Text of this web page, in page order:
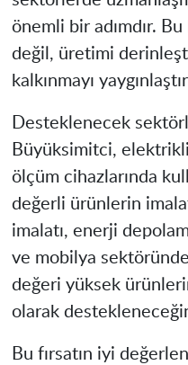
önemli bir adımdır.
değil, üretimi
kalkınmayı
Desteklenecek
Büyüksimitci,
ölçüm cihazlarında
değerli ürünlerin
imalatı, enerji
ve mobilya
değeri yüksek
olarak
Bu fırsatın iyi